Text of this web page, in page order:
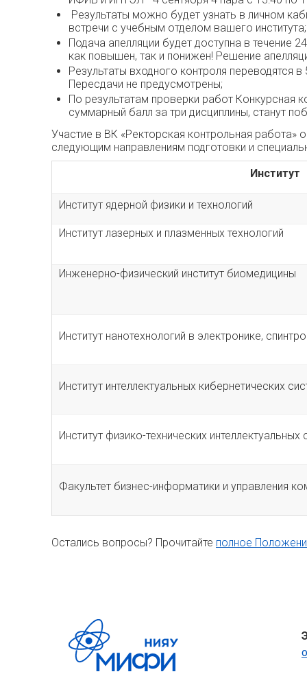
Результаты можно будет узнать в личном
встречи с учебным отделом вашего института;
Подача апелляции будет доступна в течение
как повышен, так и понижен! Решение
Результаты входного контроля
Пересдачи не предусмотрены;
По результатам проверки работ Конкурсная
суммарный балл за три дисциплины, станут
Участие в ВК «Ректорская контрольная работа»
следующим направлениям подготовки и
Институт
Институт ядерной физики и технологий
Институт лазерных и плазменных технологий
Инженерно-физический институт биомедицины
Институт нанотехнологий в электронике,
Институт интеллектуальных кибернетических
Институт физико-технических интеллектуальных
Факультет бизнес-информатики и управления
Остались вопросы? Прочитайте полное